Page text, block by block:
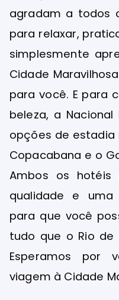
agradam a todos
para relaxar,
simplesmente
Cidade
para você. E para
beleza, a
opções de estadia
Copacabana e o
Ambos os hotéis
qualidade e uma
para que você
tudo que o Rio
Esperamos por
viagem à Cidade